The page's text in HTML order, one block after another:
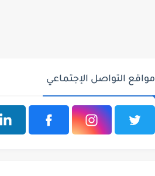
مواقع التواصل الإجتماعي